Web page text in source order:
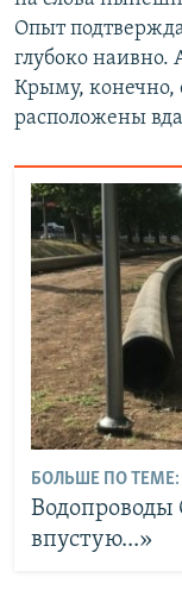
Опыт
глубоко наивно.
Крыму, конечно,
расположены
БОЛЬШЕ ПО ТЕМЕ:
Водопроводы
впустую...»